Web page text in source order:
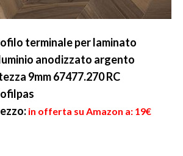
terminale per laminato
anodizzato argento
9mm 67477.270 RC
in offerta su Amazon a: 19€